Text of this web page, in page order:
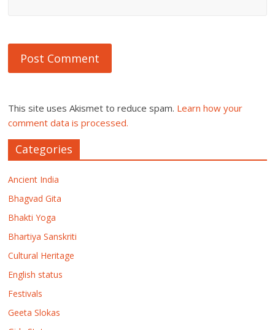
This site uses Akismet to reduce spam. Learn how your
comment data is processed.
Categories
Ancient India
Bhagvad Gita
Bhakti Yoga
Bhartiya Sanskriti
Cultural Heritage
English status
Festivals
Geeta Slokas